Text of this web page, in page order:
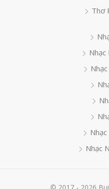
Thơ
Nhạc
Nhạc